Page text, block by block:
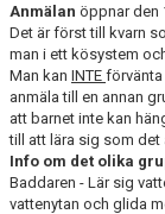
Anmälan öppnar den
Det är först till kvarn
man i ett kösystem
Man kan INTE förvänta
anmäla till en annan
att barnet inte kan
till att lära sig som det
Info om det olika
Baddaren - Lär sig
vattenytan och glida